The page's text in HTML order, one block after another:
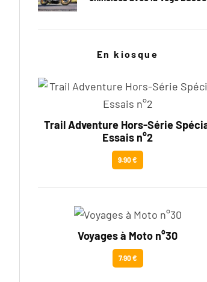
En kiosque
Trail Adventure Hors-Série
Essais n°2
9.90 €
Voyages à Moto n°30
7.90 €